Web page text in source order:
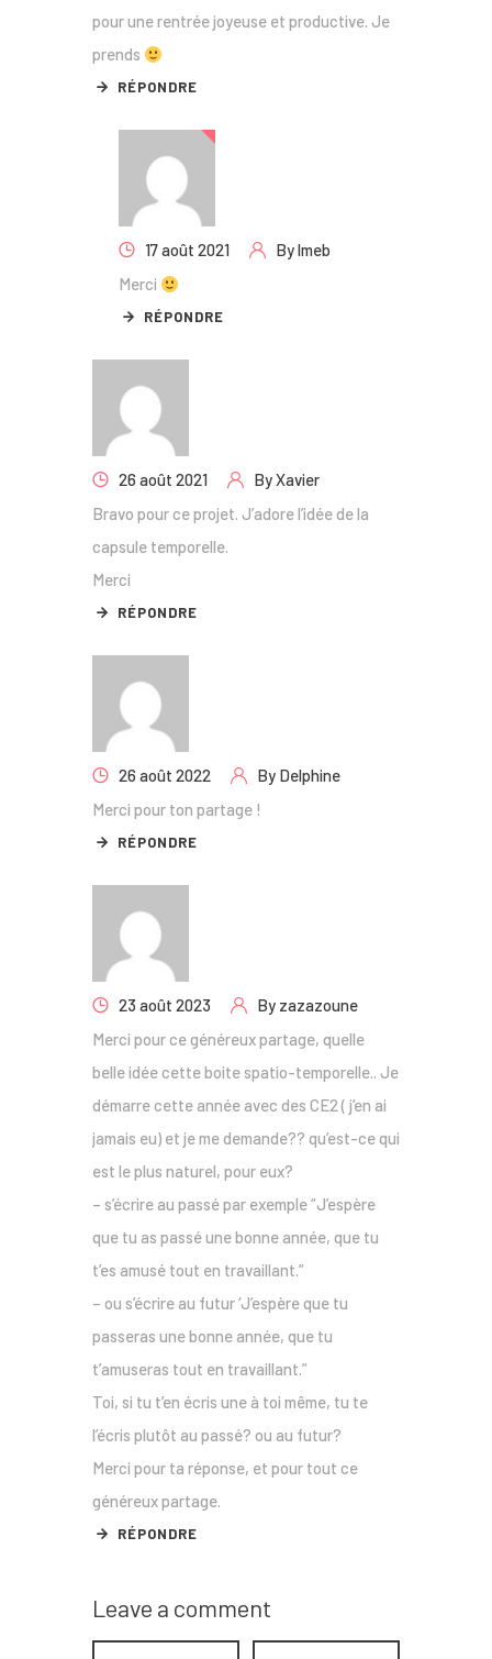
pour une rentrée joyeuse et productive. Je
prends
RÉPONDRE
17 août 2021 Bylmeb
Merci
RÉPONDRE
26 août 2021 ByXavier
Bravo pour ce projet. J’adore l’idée de la
capsule temporelle.
Merci
RÉPONDRE
26 août 2022 By Delphine
Merci pour ton partage !
RÉPONDRE
23 août 2023 By zazazoune
Merci pour ce généreux partage, quelle
belle idée cette boite spatio-temporelle.. Je
démarre cette année avec des CE2 ( j’en ai
jamais eu) et je me demande?? qu’est-ce qui
est le plus naturel, pour eux?
– s’écrire au passé par exemple “J’espère
que tu as passé une bonne année, que tu
t’es amusé tout en travaillant.”
– ou s’écrire au futur ‘J’espère que tu
passeras une bonne année, que tu
t’amuseras tout en travaillant.”
Toi, si tu t’en écris une à toi même, tu te
l’écris plutôt au passé? ou au futur?
Merci pour ta réponse, et pour tout ce
généreux partage.
RÉPONDRE
Leave a comment